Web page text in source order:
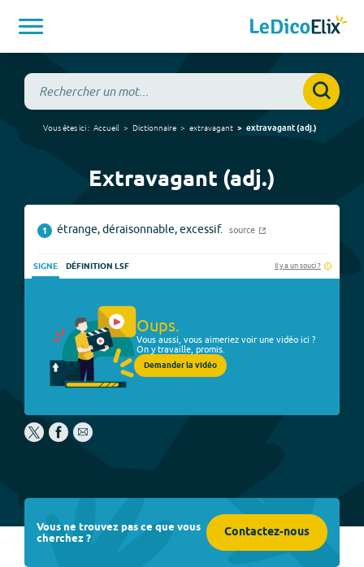
Vous êtes ici : Accueil Dictionnaire extravagant extravagant(adj.)
Extravagant (adj.)
1 étrange, déraisonnable, excessif. source
SIGNE DÉFINITION LSF Il y a un souci ?
Oups.
Vous aussi, vous aimeriez voir une vidéo ici ?
On y travaille, promis.
Demander la vidéo
Vous ne trouvez pas ce que vous
cherchez ? Contactez-nous